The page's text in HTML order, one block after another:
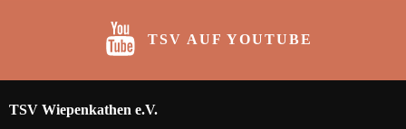
TSV AUF YOUTUBE
TSV Wiepenkathen e.V.